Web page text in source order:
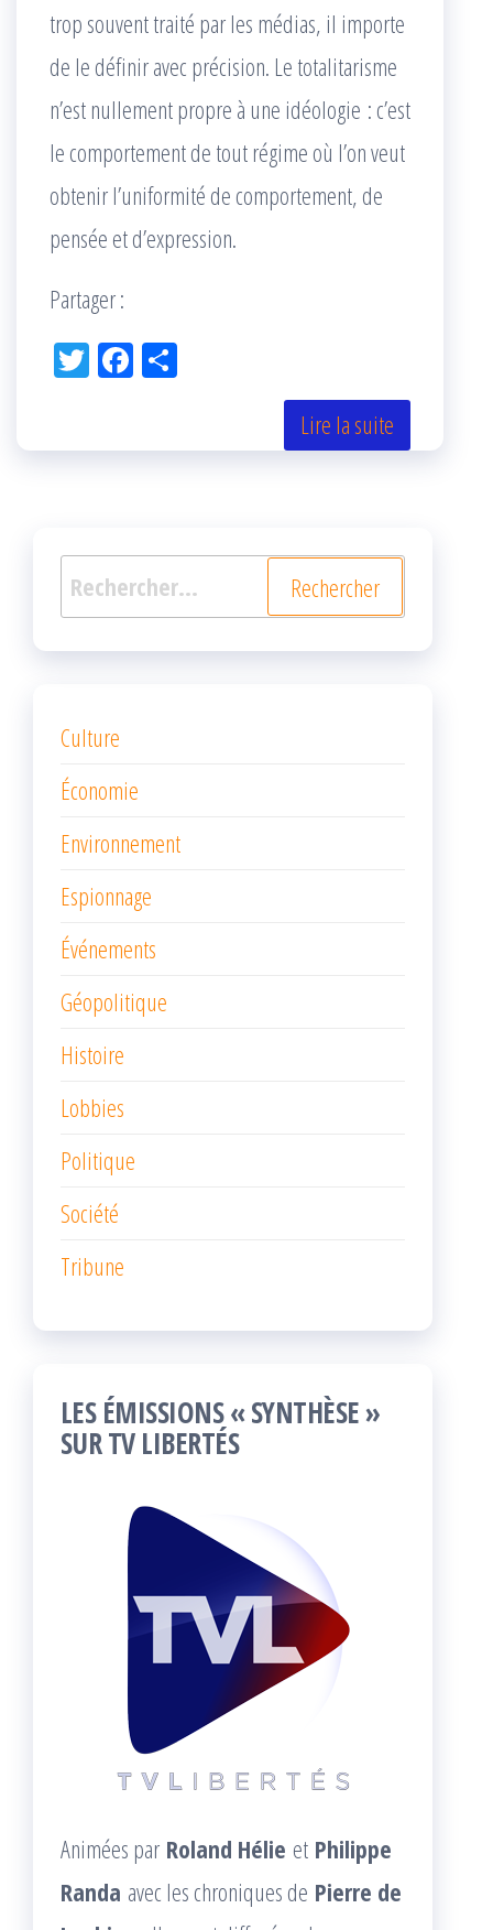
trop souvent traité par les médias, il importe
de le définir avec précision. Le totalitarisme
n’est nullement propre à une idéologie : c’est
le comportement de tout régime où l’on veut
obtenir l’uniformité de comportement, de
pensée et d’expression.
Partager :
Tw Fac
k r
Lire la suite
Rechercher :
Culture
Économie
Environnement
Espionnage
Événements
Géopolitique
Histoire
Lobbies
Politique
Société
Tribune
LES ÉMISSIONS « SYNTHÈSE »
SUR TV LIBERTÉS
Animées par Roland Hélie et Philippe
Randa avec les chroniques de Pierre de